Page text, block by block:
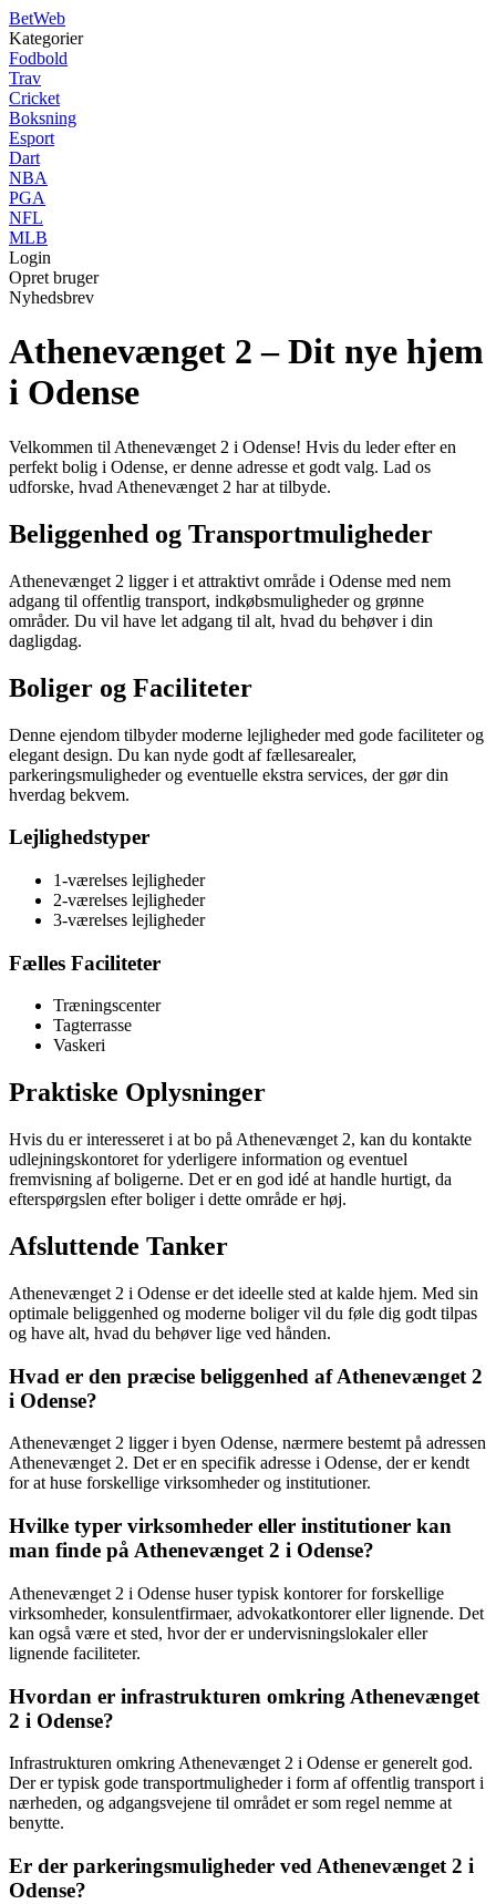
BetWeb
Kategorier
Fodbold
Trav
Cricket
Boksning
Esport
Dart
NBA
PGA
NFL
MLB
Login
Opret bruger
Nyhedsbrev
Athenevænget 2 – Dit nye hjem
i Odense
Velkommen til Athenevænget 2 i Odense! Hvis du leder efter en
perfekt bolig i Odense, er denne adresse et godt valg. Lad os
udforske, hvad Athenevænget 2 har at tilbyde.
Beliggenhed og Transportmuligheder
Athenevænget 2 ligger i et attraktivt område i Odense med nem
adgang til offentlig transport, indkøbsmuligheder og grønne
områder. Du vil have let adgang til alt, hvad du behøver i din
dagligdag.
Boliger og Faciliteter
Denne ejendom tilbyder moderne lejligheder med gode faciliteter og
elegant design. Du kan nyde godt af fællesarealer,
parkeringsmuligheder og eventuelle ekstra services, der gør din
hverdag bekvem.
Lejlighedstyper
1-værelses lejligheder
2-værelses lejligheder
3-værelses lejligheder
Fælles Faciliteter
Træningscenter
Tagterrasse
Vaskeri
Praktiske Oplysninger
Hvis du er interesseret i at bo på Athenevænget 2, kan du kontakte
udlejningskontoret for yderligere information og eventuel
fremvisning af boligerne. Det er en god idé at handle hurtigt, da
efterspørgslen efter boliger i dette område er høj.
Afsluttende Tanker
Athenevænget 2 i Odense er det ideelle sted at kalde hjem. Med sin
optimale beliggenhed og moderne boliger vil du føle dig godt tilpas
og have alt, hvad du behøver lige ved hånden.
Hvad er den præcise beliggenhed af Athenevænget 2
i Odense?
Athenevænget 2 ligger i byen Odense, nærmere bestemt på adressen
Athenevænget 2. Det er en specifik adresse i Odense, der er kendt
for at huse forskellige virksomheder og institutioner.
Hvilke typer virksomheder eller institutioner kan
man finde på Athenevænget 2 i Odense?
Athenevænget 2 i Odense huser typisk kontorer for forskellige
virksomheder, konsulentfirmaer, advokatkontorer eller lignende. Det
kan også være et sted, hvor der er undervisningslokaler eller
lignende faciliteter.
Hvordan er infrastrukturen omkring Athenevænget
2 i Odense?
Infrastrukturen omkring Athenevænget 2 i Odense er generelt god.
Der er typisk gode transportmuligheder i form af offentlig transport i
nærheden, og adgangsvejene til området er som regel nemme at
benytte.
Er der parkeringsmuligheder ved Athenevænget 2 i
Odense?